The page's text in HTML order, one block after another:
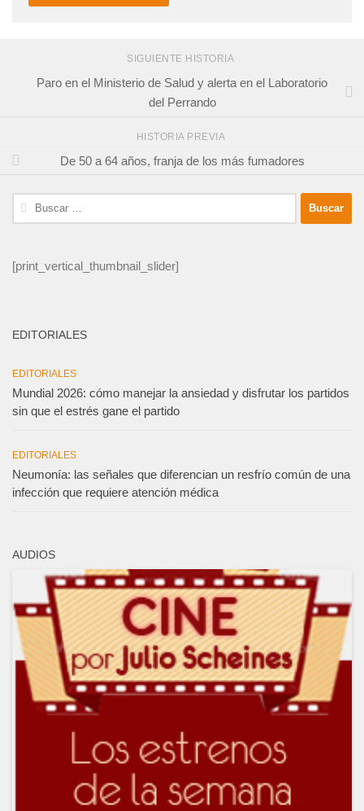
SIGUIENTE HISTORIA
Paro en el Ministerio de Salud y alerta en el Laboratorio
del Perrando
HISTORIA PREVIA
De 50 a 64 años, franja de los más fumadores
Buscar:
[print_vertical_thumbnail_slider]
EDITORIALES
EDITORIALES
Mundial 2026: cómo manejar la ansiedad y disfrutar los partidos
sin que el estrés gane el partido
EDITORIALES
Neumonía: las señales que diferencian un resfrío común de una
infección que requiere atención médica
AUDIOS